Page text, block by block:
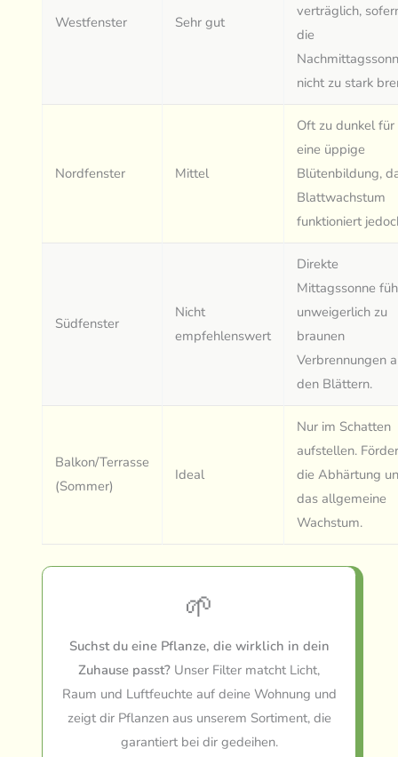
Westfenster Sehr gut
verträglich,
die
nicht zu stark
Nordfenster Mittel
Oft zu dunkel für
eine üppige
Blütenbildung,
Blattwachstum
funktioniert
Südfenster
Nicht
empfehlenswert
Direkte
Mittagssonne
unweigerlich zu
braunen
Verbrennungen
den Blättern.
Balkon/Terrasse
(Sommer)
Ideal
Nur im Schatten
aufstellen.
die Abhärtung
das allgemeine
Wachstum.
🌱
Suchst du eine Pflanze, die wirklich in dein
Zuhause passt? Unser Filter matcht Licht,
Raum und Luftfeuchte auf deine Wohnung und
zeigt dir Pflanzen aus unserem Sortiment, die
garantiert bei dir gedeihen.